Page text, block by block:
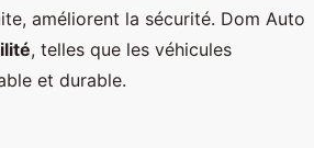
améliorent la sécurité. Dom Auto
, telles que les véhicules
et durable.